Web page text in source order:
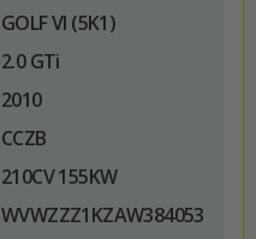
GOLF VI (5K1)
2.0 GTi
2010
CCZB
210CV 155KW
WVWZZZ1KZAW384053